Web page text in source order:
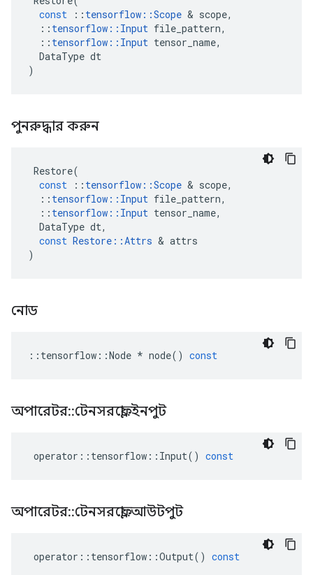
const
:: tensorflow ::Scope & scope,
:: tensorflow :: Input file_pattern,
:: tensorflow :: Input tensor_name,
DataType dt
)
পুনরুদ্ধার করুন
Restore(
const
:: tensorflow ::Scope & scope,
:: tensorflow :: Input file_pattern,
:: tensorflow :: Input tensor_name,
DataType dt,
const Restore ::Attrs & attrs
)
নোড
:: tensorflow ::Node * node() const
অপারেটর::টেনসরফ্লো::ইনপুট
operator :: tensorflow :: Input() const
অপারেটর::টেনসরফ্লো::আউটপুট
operator :: tensorflow ::Output() const